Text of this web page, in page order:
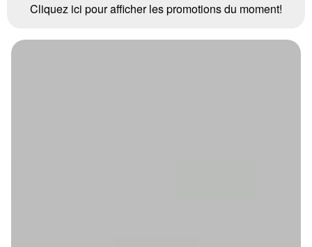
Cliquez ici pour afficher les promotions du moment!